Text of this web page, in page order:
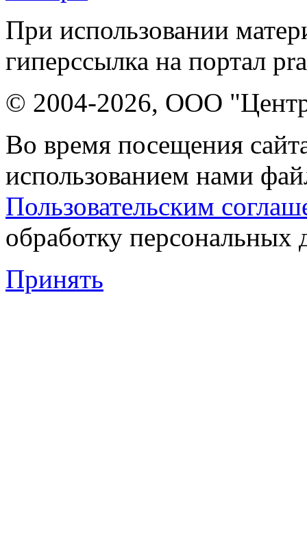
При использовании
гиперссылка на портал
© 2004-2026, ООО "Центр
Во время посещения
использованием нами
Пользовательским
обработку персональных
Принять